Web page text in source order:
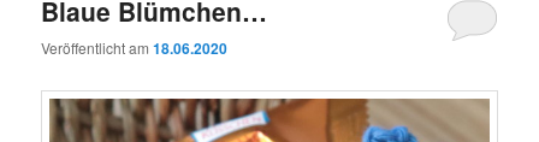
Blaue Blümchen…
Veröffentlicht am18.06.2020